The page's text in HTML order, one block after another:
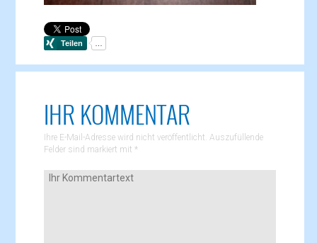
IHR KOMMENTAR
Ihre E-Mail-Adresse wird nicht veröffentlicht. Auszufüllende
Felder sind markiert mit *